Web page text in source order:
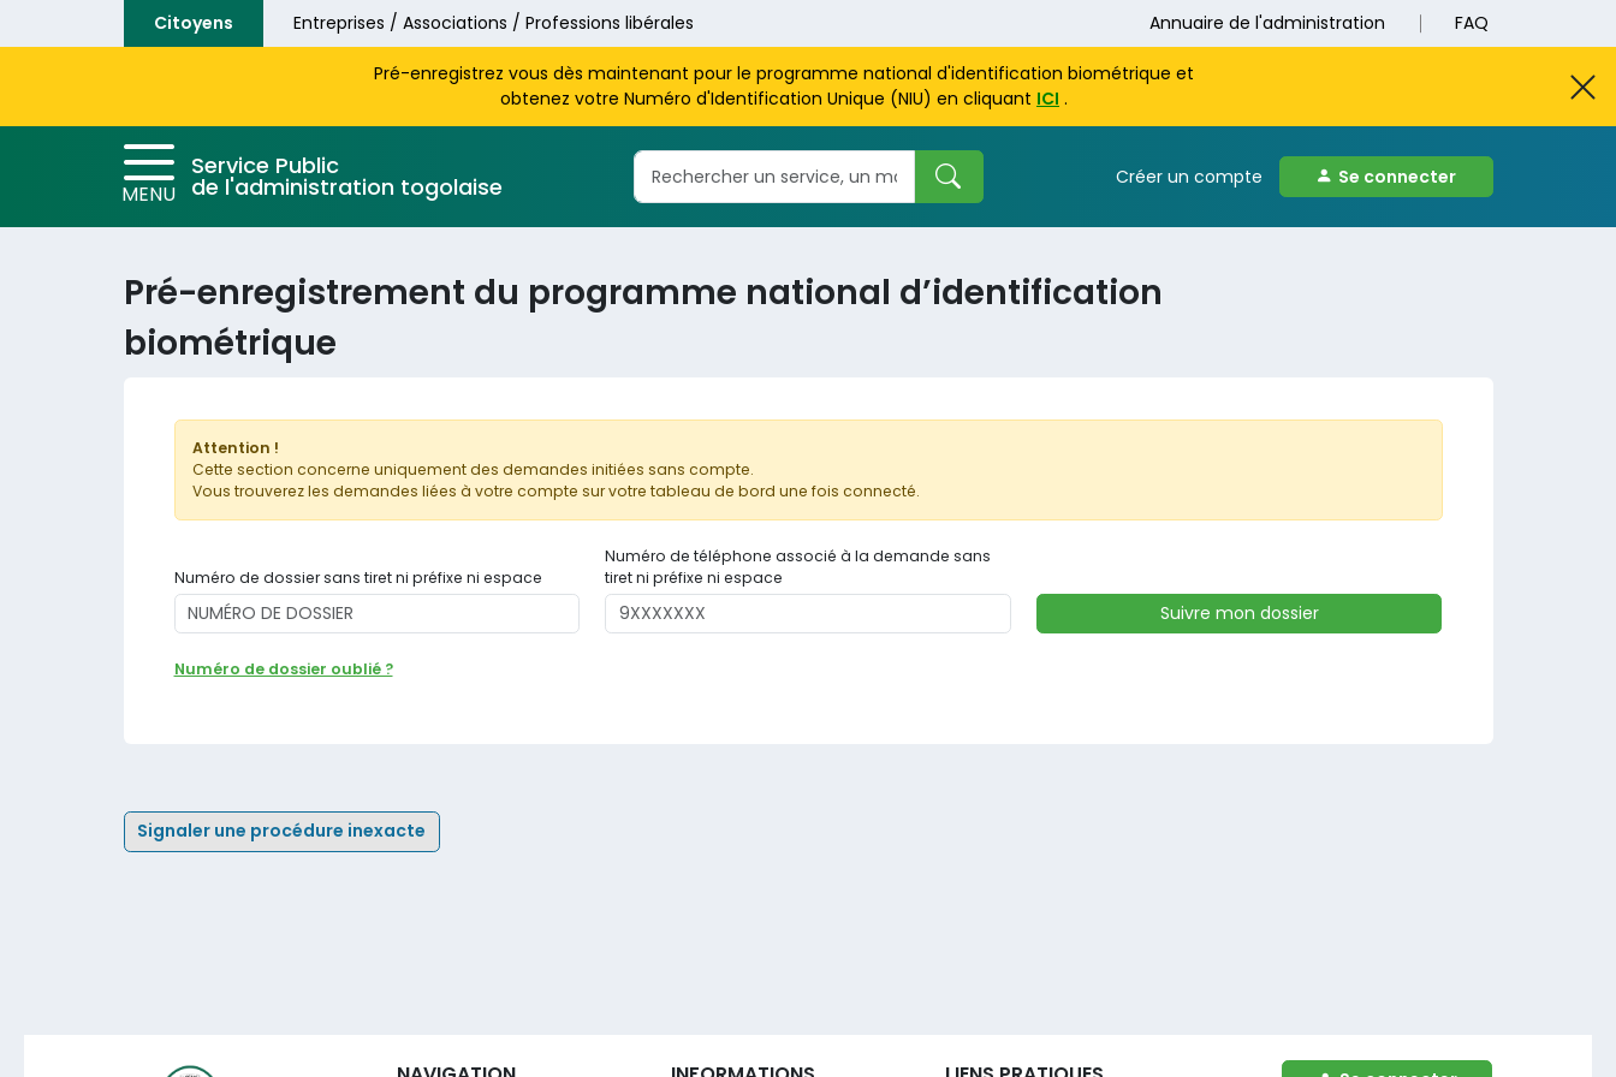
Aller au contenu principal
Citoyens Entreprises / Associations / Professions libérales Annuaire de l'administration FAQ
Pré-enregistrez vous dès maintenant pour le programme national d'identification biométrique et
obtenez votre Numéro d'Identification Unique (NIU) en cliquant ICI .
MENU
Service Public
de l'administration togolaise Créer un compte Se connecter
Pré-enregistrement du programme national d’identification
biométrique
Attention !
Cette section concerne uniquement des demandes initiées sans compte.
Vous trouverez les demandes liées à votre compte sur votre tableau de bord une fois connecté.
Numéro de dossier sans tiret ni préfixe ni espace
Numéro de téléphone associé à la demande sans
tiret ni préfixe ni espace
Suivre mon dossier
Numéro de dossier oublié ?
Signaler une procédure inexacte